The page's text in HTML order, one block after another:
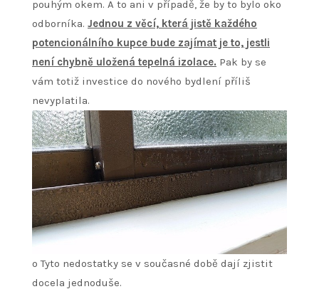
pouhým okem. A to ani v případě, že by to bylo oko
odborníka. Jednou z věcí, která jistě každého
potencionálního kupce bude zajímat je to, jestli
není chybně uložená tepelná izolace. Pak by se
vám totiž investice do nového bydlení příliš
nevyplatila.
o Tyto nedostatky se v současné době dají zjistit
docela jednoduše.